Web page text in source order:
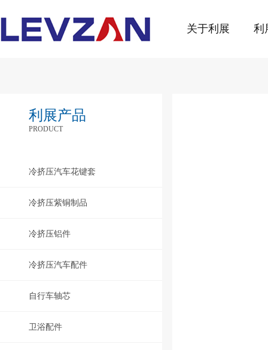
关于利展 利
利展产品
PRODUCT
冷挤压汽车花键套
冷挤压紫铜制品
冷挤压铝件
冷挤压汽车配件
自行车轴芯
卫浴配件